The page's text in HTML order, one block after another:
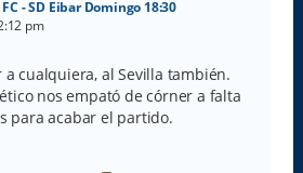
- SD Eibar Domingo 18:30
pm
a cualquiera, al Sevilla también.
nos empató de córner a falta
para acabar el partido.